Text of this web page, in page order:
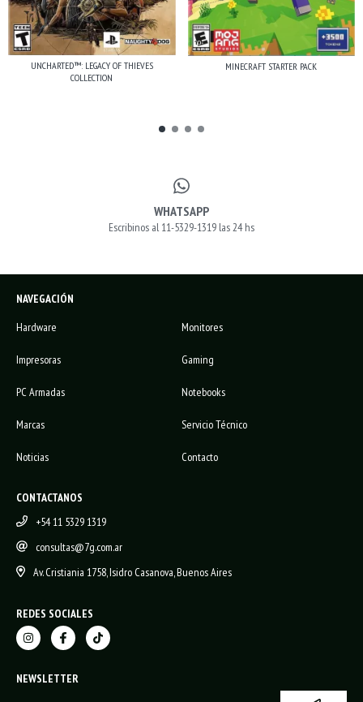
UNCHARTED™: LEGACY OF THIEVES
COLLECTION
MINECRAFT STARTER PACK
WHATSAPP
Escribinos al 11-5329-1319 las 24 hs
NAVEGACIÓN
Hardware
Monitores
Impresoras Gaming
PC Armadas Notebooks
Marcas Servicio Técnico
Noticias Contacto
CONTACTANOS
+54 11 5329 1319
consultas@7g.com.ar
Av. Cristiania 1758, Isidro Casanova, Buenos Aires
REDES SOCIALES
NEWSLETTER